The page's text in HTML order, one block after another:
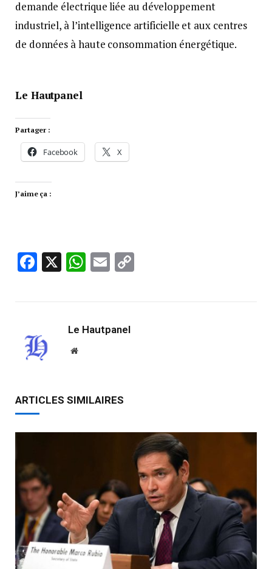
demande électrique liée au développement
industriel, à l’intelligence artificielle et aux centres
de données à haute consommation énergétique.
Le Hautpanel
Partager :
Facebook X
J’aime ça :
Facebook
X WhatsApp
Email
Le Hautpanel
Website
ARTICLES SIMILAIRES